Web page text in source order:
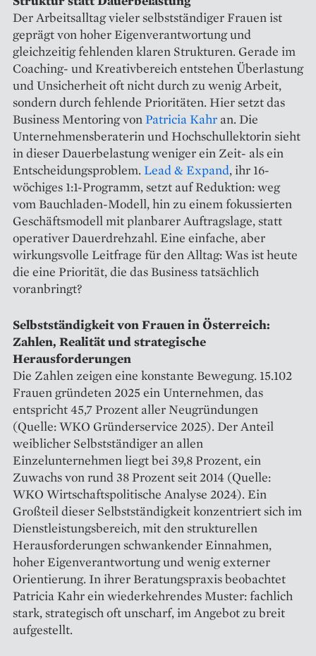
Der Arbeitsalltag vieler selbstständiger Frauen ist
geprägt von hoher Eigenverantwortung und
gleichzeitig fehlenden klaren Strukturen. Gerade im
Coaching- und Kreativbereich entstehen Überlastung
und Unsicherheit oft nicht durch zu wenig Arbeit,
sondern durch fehlende Prioritäten. Hier setzt das
Business Mentoring vonPatricia Kahr an. Die
Unternehmensberaterin und Hochschullektorin sieht
in dieser Dauerbelastung weniger ein Zeit- als ein
Entscheidungsproblem. Lead & Expand, ihr 16-
wöchiges 1:1-Programm, setzt auf Reduktion: weg
vom Bauchladen-Modell, hin zu einem fokussierten
Geschäftsmodell mit planbarer Auftragslage, statt
operativer Dauerdrehzahl. Eine einfache, aber
wirkungsvolle Leitfrage für den Alltag: Was ist heute
die eine Priorität, die das Business tatsächlich
voranbringt?
Selbstständigkeit von Frauen in Österreich:
Zahlen, Realität und strategische
Herausforderungen
Die Zahlen zeigen eine konstante Bewegung. 15.102
Frauen gründeten 2025 ein Unternehmen, das
entspricht 45,7 Prozent aller Neugründungen
(Quelle: WKO Gründerservice 2025). Der Anteil
weiblicher Selbstständiger an allen
Einzelunternehmen liegt bei 39,8 Prozent, ein
Zuwachs von rund 38 Prozent seit 2014 (Quelle:
WKO Wirtschaftspolitische Analyse 2024). Ein
Großteil dieser Selbstständigkeit konzentriert sich im
Dienstleistungsbereich, mit den strukturellen
Herausforderungen schwankender Einnahmen,
hoher Eigenverantwortung und wenig externer
Orientierung. In ihrer Beratungspraxis beobachtet
Patricia Kahr ein wiederkehrendes Muster: fachlich
stark, strategisch oft unscharf, im Angebot zu breit
aufgestellt.